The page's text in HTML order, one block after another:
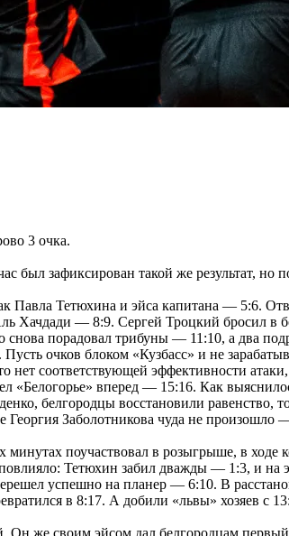
3 очка.
был зафиксирован такой же результат, но
Павла Тетюхина и эйса капитана — 5:6.
Хачдади — 8:9. Сергей Троцкий бросил в
порадовал трибуны — 11:10, а два
очков блоком «Кузбасс» и не
соответствующей эффективности
вперед — 15:16. Как
белгородцы восстановили равенство,
Заболотникова чуда не произошло
поучаствовал в розыгрыше, в ходе
Тетюхин забил дважды — 1:3, и на
успешно на планер — 6:10. В
в 8:17. А добили «львы» хозяев с
же своим эйсом дал белгородцам